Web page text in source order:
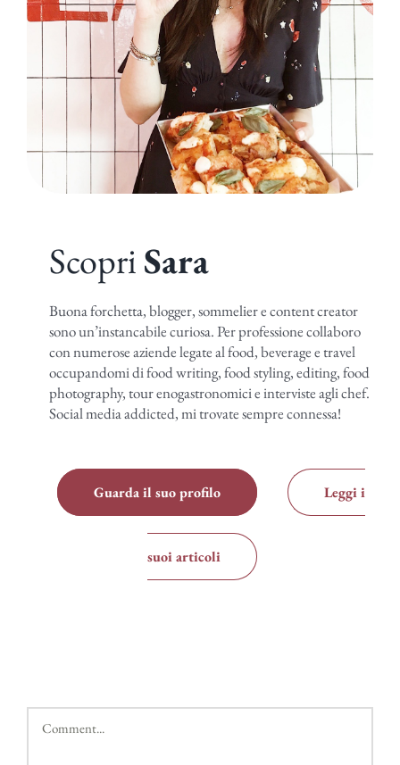
ScopriSara
Buona forchetta, blogger, sommelier e content creator
sono un’instancabile curiosa. Per professione collaboro
con numerose aziende legate al food, beverage e travel
occupandomi di food writing, food styling, editing, food
photography, tour enogastronomici e interviste agli chef.
Social media addicted, mi trovate sempre connessa!
Guarda il suo profilo Leggi i
suoi articoli
Comment